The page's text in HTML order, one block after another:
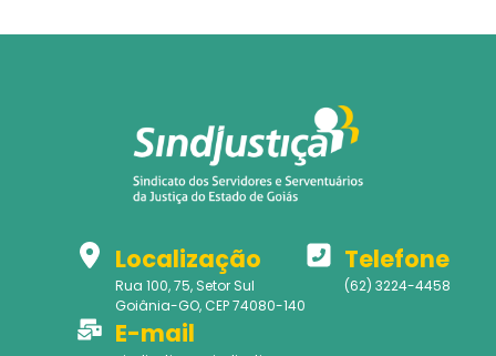
Localização
Rua 100, 75, Setor Sul
Goiânia-GO, CEP 74080-140
Telefone
(62) 3224-4458
E-mail